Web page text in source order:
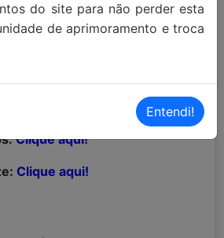
Clique aqui!
Clique aqui!
do site para não perder esta
de aprimoramento e troca
Entendi!